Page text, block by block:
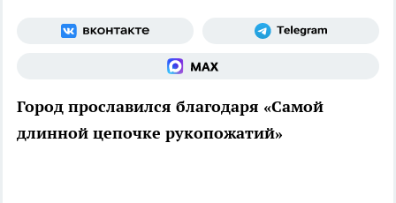
Город прославился благодаря «Самой
длинной цепочке рукопожатий»